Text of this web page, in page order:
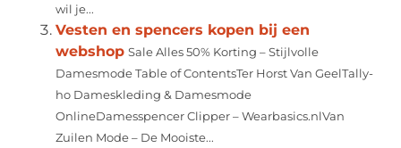
wil je...
Vesten en spencers kopen bij een
webshop Sale Alles 50% Korting – Stijlvolle
Damesmode Table of ContentsTer Horst Van GeelTally-
ho Dameskleding & Damesmode
OnlineDamesspencer Clipper – Wearbasics.nlVan
Zuilen Mode – De Mooiste...